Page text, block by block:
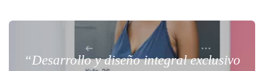
“Desarrollo y diseño integral exclusivo